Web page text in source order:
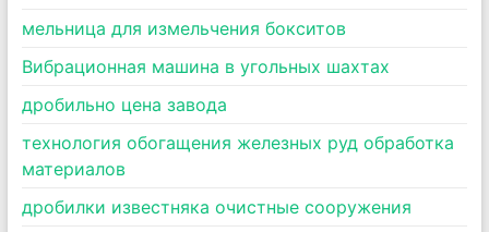
мельница для измельчения бокситов
Вибрационная машина в угольных шахтах
дробильно цена завода
технология обогащения железных руд обработка
материалов
дробилки известняка очистные сооружения